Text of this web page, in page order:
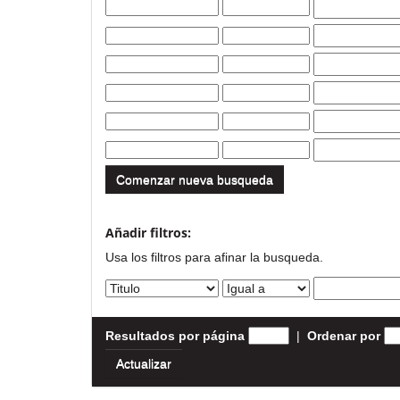
Comenzar nueva busqueda
Añadir filtros:
Usa los filtros para afinar la busqueda.
Resultados por página | Ordenar por